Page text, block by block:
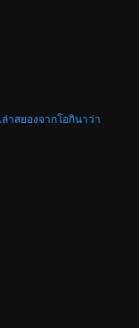
ล่าสยองจากโอกินาว่า